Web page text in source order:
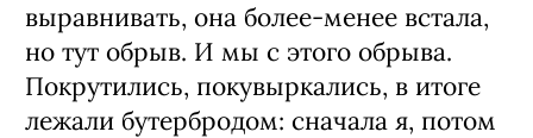
выравнивать, она более-менее встала,
но тут обрыв. И мы с этого обрыва.
Покрутились, покувыркались, в итоге
лежали бутербродом: сначала я, потом